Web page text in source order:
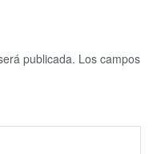
publicada. Los campos